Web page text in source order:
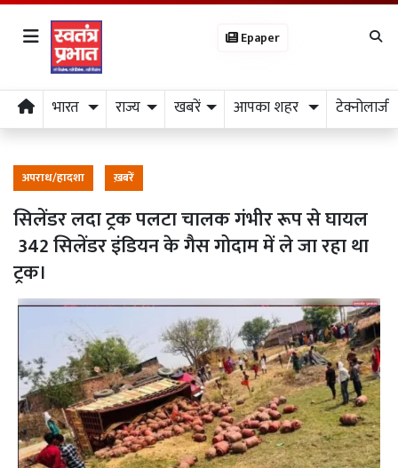
Epaper
भारत राज्य खबरें आपका शहर टेक्नोलाजी
अपराध/हादशा ख़बरें
सिलेंडर लदा ट्रक पलटा चालक गंभीर रूप से घायल
342 सिलेंडर इंडियन के गैस गोदाम में ले जा रहा था
ट्रक।